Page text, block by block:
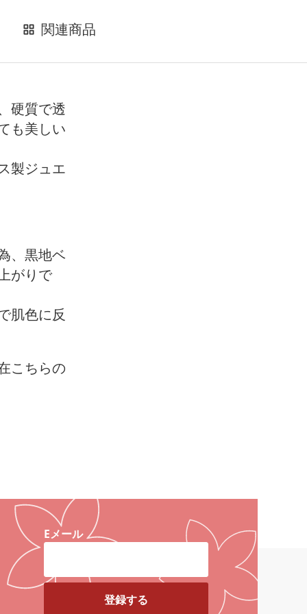
関連商品
硬質で透
も美しい
製ジュエ
、黒地ベ
がりで
肌色に反
こちらの
Eメール